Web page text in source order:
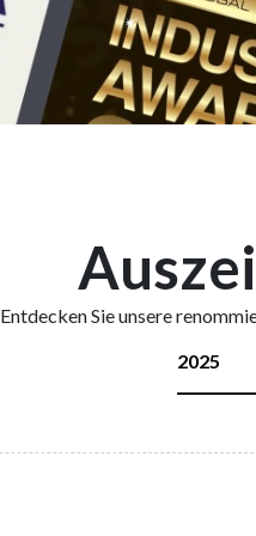
Entdecken Sie unsere